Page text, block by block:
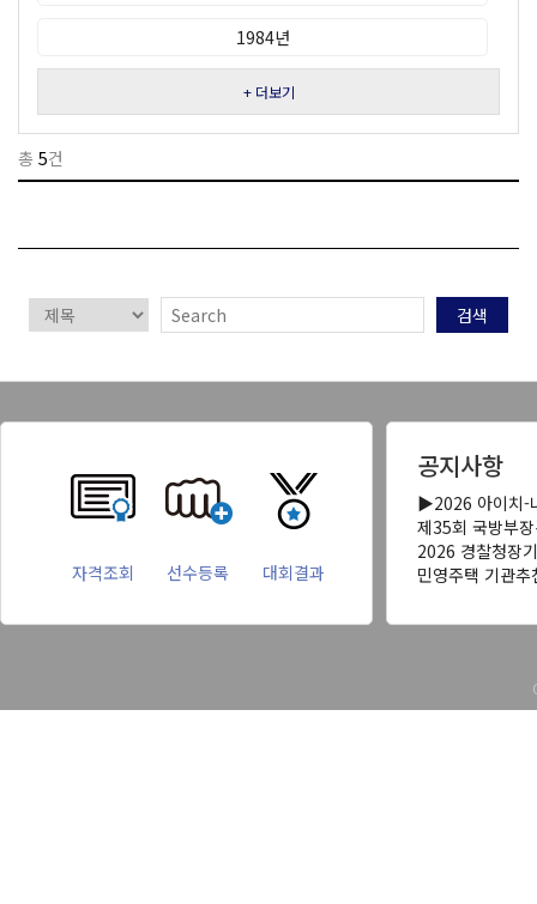
1984년
+ 더보기
총 5건
검색
자격조회 선수등록 대회결과
공지사항
▶2026 아이치-
제35회 국방부
2026 경찰청장
민영주택 기관